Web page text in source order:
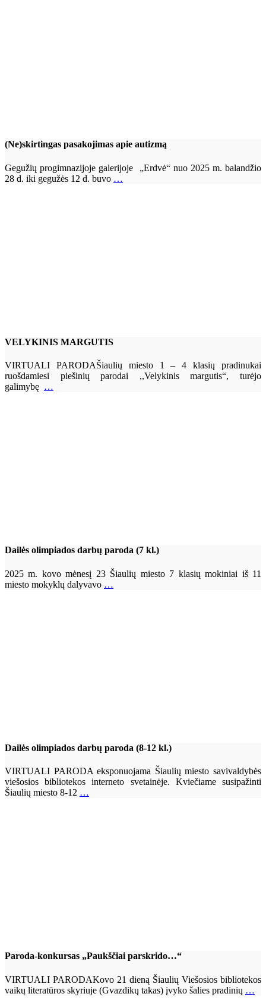
(Ne)skirtingas pasakojimas apie autizmą
Gegužių progimnazijoje galerijoje „Erdvė“ nuo 2025 m. balandžio
28 d. iki gegužės 12 d. buvo …
VELYKINIS MARGUTIS
VIRTUALI PARODAŠiaulių miesto 1 – 4 klasių pradinukai
ruošdamiesi piešinių parodai ,,Velykinis margutis“, turėjo
galimybę …
Dailės olimpiados darbų paroda (7 kl.)
2025 m. kovo mėnesį 23 Šiaulių miesto 7 klasių mokiniai iš 11
miesto mokyklų dalyvavo …
Dailės olimpiados darbų paroda (8-12 kl.)
VIRTUALI PARODA eksponuojama Šiaulių miesto savivaldybės
viešosios bibliotekos interneto svetainėje. Kviečiame susipažinti
Šiaulių miesto 8-12 …
Paroda-konkursas „Paukščiai parskrido…“
VIRTUALI PARODAKovo 21 dieną Šiaulių Viešosios bibliotekos
vaikų literatūros skyriuje (Gvazdikų takas) įvyko šalies pradinių …